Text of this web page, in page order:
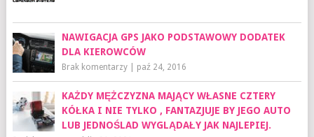
NAWIGACJA GPS JAKO PODSTAWOWY DODATEK
DLA KIEROWCÓW
Brak komentarzy| paź 24, 2016
KAŻDY MĘŻCZYZNA MAJĄCY WŁASNE CZTERY
KÓŁKA I NIE TYLKO , FANTAZJUJE BY JEGO AUTO
LUB JEDNOŚLAD WYGLĄDAŁY JAK NAJLEPIEJ.